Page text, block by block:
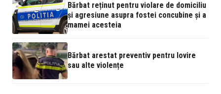
Bărbat reținut pentru violare de domiciliu
și agresiune asupra fostei concubine și a
mamei acesteia
Bărbat arestat preventiv pentru lovire
sau alte violențe